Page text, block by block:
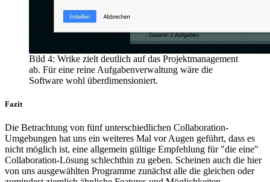
Bild 4: Wrike zielt deutlich auf das Projektmanagement
ab. Für eine reine Aufgabenverwaltung wäre die
Software wohl überdimensioniert.
Fazit
Die Betrachtung von fünf unterschiedlichen Collaboration-
Umgebungen hat uns ein weiteres Mal vor Augen geführt, dass es
nicht möglich ist, eine allgemein gültige Empfehlung für "die eine"
Collaboration-Lösung schlechthin zu geben. Scheinen auch die hier
von uns ausgewählten Programme zunächst alle die gleichen oder